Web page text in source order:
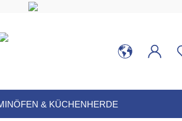
& KÜCHENHERDE